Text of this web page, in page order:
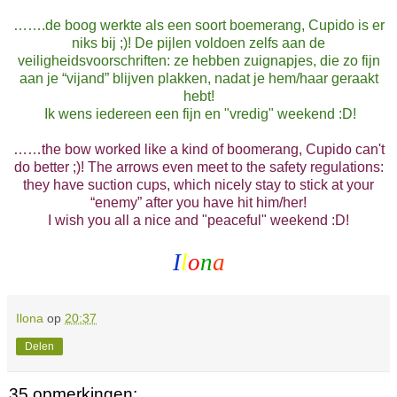
…….de boog werkte als een soort boemerang, Cupido is er
niks bij ;)! De pijlen voldoen zelfs aan de
veiligheidsvoorschriften: ze hebben zuignapjes, die zo fijn
aan je “vijand” blijven plakken, nadat je hem/haar geraakt
hebt!
Ik wens iedereen een fijn en "vredig" weekend :D!
……the bow worked like a kind of boomerang, Cupido can't
do better ;)! The arrows even meet to the safety regulations:
they have suction cups, which nicely stay to stick at your
“enemy” after you have hit him/her!
I wish you all a nice and "peaceful" weekend :D!
Ilona
Ilona op 20:37
Delen